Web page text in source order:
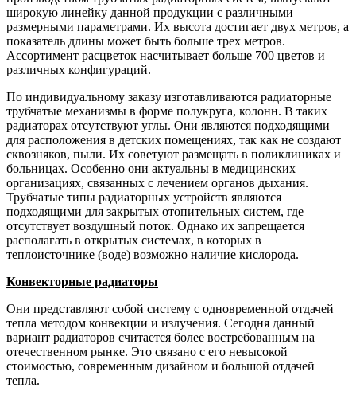
широкую линейку данной продукции с различными
размерными параметрами. Их высота достигает двух метров, а
показатель длины может быть больше трех метров.
Ассортимент расцветок насчитывает больше 700 цветов и
различных конфигураций.
По индивидуальному заказу изготавливаются радиаторные
трубчатые механизмы в форме полукруга, колонн. В таких
радиаторах отсутствуют углы. Они являются подходящими
для расположения в детских помещениях, так как не создают
сквозняков, пыли. Их советуют размещать в поликлиниках и
больницах. Особенно они актуальны в медицинских
организациях, связанных с лечением органов дыхания.
Трубчатые типы радиаторных устройств являются
подходящими для закрытых отопительных систем, где
отсутствует воздушный поток. Однако их запрещается
располагать в открытых системах, в которых в
теплоисточнике (воде) возможно наличие кислорода.
Конвекторные радиаторы
Они представляют собой систему с одновременной отдачей
тепла методом конвекции и излучения. Сегодня данный
вариант радиаторов считается более востребованным на
отечественном рынке. Это связано с его невысокой
стоимостью, современным дизайном и большой отдачей
тепла.